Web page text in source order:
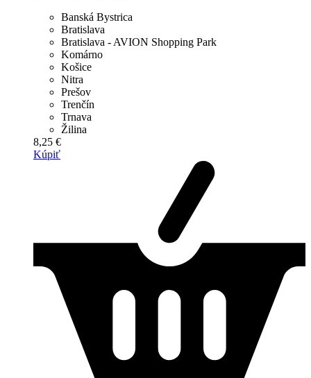
Banská Bystrica
Bratislava
Bratislava - AVION Shopping Park
Komárno
Košice
Nitra
Prešov
Trenčín
Trnava
Žilina
8,25 €
Kúpiť